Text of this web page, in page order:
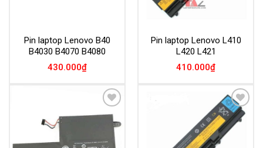
Pin laptop Lenovo B40
B4030 B4070 B4080
430.000₫
Pin laptop Lenovo L410
L420 L421
410.000₫
Add to
Wishlist
Add to
Wishlist